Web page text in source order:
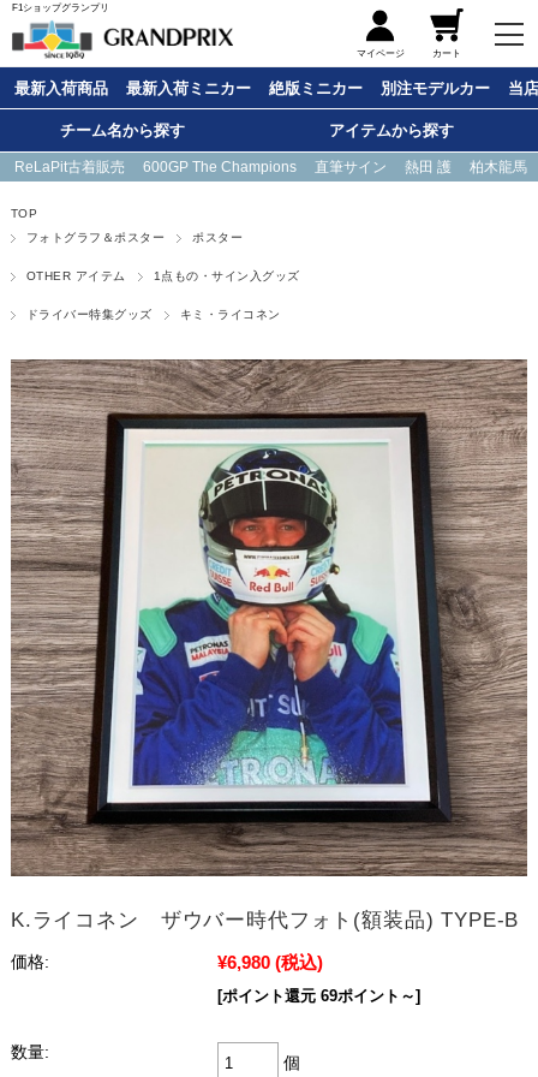
F1ショップグランプリ
マイページ カート
最新入荷商品 最新入荷ミニカー 絶版ミニカー 別注モデルカー 当
チーム名から探す アイテムから探す
ReLaPit古着販売 600GP The Champions 直筆サイン 熱田 護 柏木龍馬
TOP
フォトグラフ＆ポスター
ポスター
OTHER アイテム 1点もの・サイン入グッズ
ドライバー特集グッズ キミ・ライコネン
K.ライコネン ザウバー時代フォト(額装品) TYPE-B
価格: ¥6,980 (税込)
[ポイント還元 69ポイント～]
数量:
個